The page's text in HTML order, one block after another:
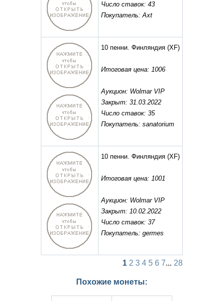
Число ставок: 43
Покупатель: Axt
10 пенни. Финляндия(XF)
Итоговая цена: 1006
Аукцион: Wolmar VIP
Закрыт: 31.03.2022
Число ставок: 35
Покупатель: sanatorium
10 пенни. Финляндия(XF)
Итоговая цена: 1001
Аукцион: Wolmar VIP
Закрыт: 10.02.2022
Число ставок: 37
Покупатель: germes
1 2 3 4 5 6 7... 28
Похожие монеты: